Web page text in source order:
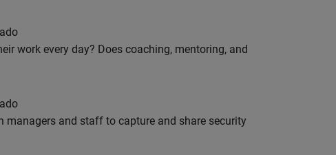
work every day? Does coaching, mentoring, and
and staff to capture and share security